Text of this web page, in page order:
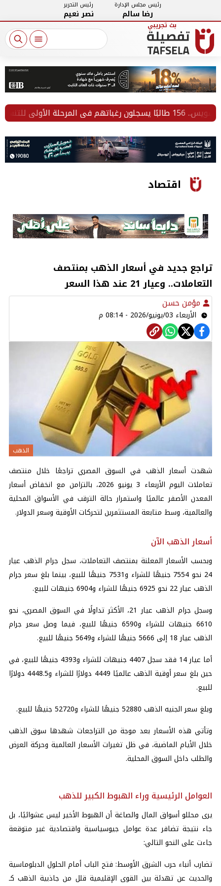
رئيس مجلس الإدارة
رضا سالم
رئيس التحرير
نصر نعيم
للتنسيق
اقتصاد
تراجع جديد في أسعار الذهب بمنتصف
التعاملات.. وعيار 21 عند هذا السعر
مؤمن حسن
الأربعاء 03/يونيو/2026 - 08:14 م
الذهب
شهدت أسعار الذهب في السوق المصري تراجعًا خلال منتصف
تعاملات اليوم الأربعاء 3 يونيو 2026، بالتزامن مع انخفاض أسعار
المعدن الأصفر عالميًا واستمرار حالة الترقب في الأسواق المحلية
والعالمية، وسط متابعة المستثمرين لتحركات الأوقية وسعر الدولار.
أسعار الذهب الآن
وبحسب الأسعار المعلنة بمنتصف التعاملات، سجل جرام الذهب عيار
24 نحو 7554 جنيهًا للشراء و7531 جنيهًا للبيع، بينما بلغ سعر جرام
الذهب عيار 22 نحو 6925 جنيهًا للشراء و6904 جنيهات للبيع.
وسجل جرام الذهب عيار 21، الأكثر تداولًا في السوق المصري، نحو
6610 جنيهات للشراء و6590 جنيهًا للبيع، فيما وصل سعر جرام
الذهب عيار 18 إلى 5666 جنيهًا للشراء و5649 جنيهًا للبيع.
أما عيار 14 فقد سجل 4407 جنيهات للشراء و4393 جنيهًا للبيع، في
حين بلغ سعر أوقية الذهب عالميًا 4449 دولارًا للشراء و4448.5 دولارًا
للبيع.
وبلغ سعر الجنيه الذهب 52880 جنيهًا للشراء و52720 جنيهًا للبيع.
وتأتي هذه الأسعار بعد موجة من التراجعات شهدها سوق الذهب
خلال الأيام الماضية، في ظل تغيرات الأسعار العالمية وحركة العرض
والطلب داخل السوق المحلية.
العوامل الرئيسية وراء الهبوط الكبير للذهب
يرى محللو أسواق المال والصاغة أن الهبوط الأخير ليس عشوائيًا، بل
جاء نتيجة تضافر عدة عوامل جيوسياسية واقتصادية غير متوقعة
جاءت على النحو التالي:
تضارب أنباء حرب الشرق الأوسط: فتح الباب أمام الحلول الدبلوماسية
والحديث عن تهدئة بين القوى الإقليمية قلل من جاذبية الذهب كـ